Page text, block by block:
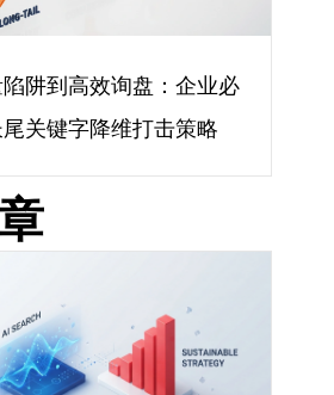
阱到高效询盘：企业必
关键字降维打击策略